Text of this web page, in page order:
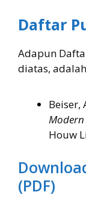
Daftar
Adapun
diatas,
Beiser,
Modern
Houw
(PDF)